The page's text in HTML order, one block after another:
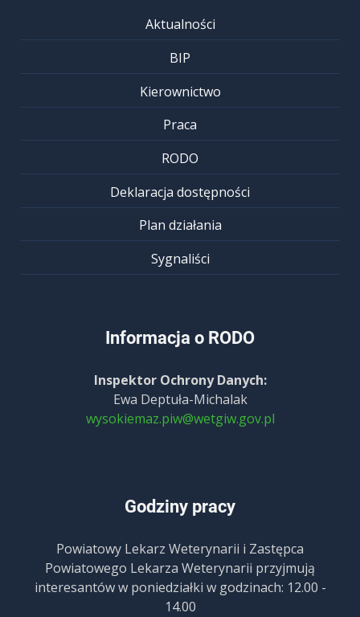
Aktualności
BIP
Kierownictwo
Praca
RODO
Deklaracja dostępności
Plan działania
Sygnaliści
Informacja o RODO
Inspektor Ochrony Danych:
Ewa Deptuła-Michalak
wysokiemaz.piw@wetgiw.gov.pl
Godziny pracy
Powiatowy Lekarz Weterynarii i Zastępca
Powiatowego Lekarza Weterynarii przyjmują
interesantów w poniedziałki w godzinach: 12.00 -
14.00